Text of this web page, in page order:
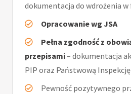
dokumentacja do wdrożenia
Opracowanie wg JSA
Pełna zgodność z
przepisami– dokumentacja
PIP oraz Państwową
Pewność pozytywnego